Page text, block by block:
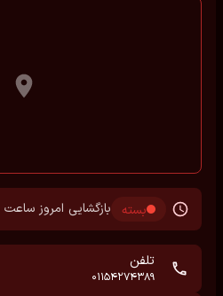
بسته بازگشایی امروز ساعت 08:00
تلفن
01154274389